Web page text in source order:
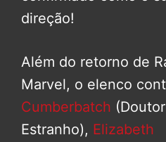
direção!
Além do retorno de
Marvel, o elenco
Cumberbatch (Doutor
Estranho), Elizabeth